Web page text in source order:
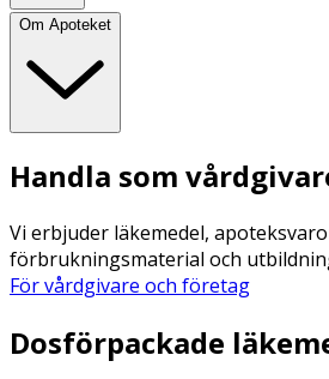
Om Apoteket
Handla som
Vi erbjuder läkemedel,
förbrukningsmaterial och
För vårdgivare och företag
Dosförpackade